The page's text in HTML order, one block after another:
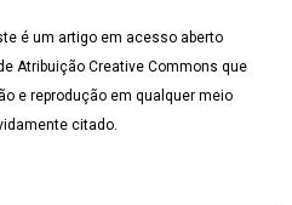
é um artigo em acesso aberto
Atribuição Creative Commons que
e reprodução em qualquer meio
citado.